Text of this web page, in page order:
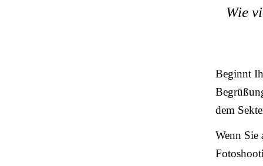
Wie
Beginnt
dem
Wenn Sie